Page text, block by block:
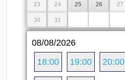
23 24 25 26 27
30 31
08/08/2026
18:00
19:00 20:00